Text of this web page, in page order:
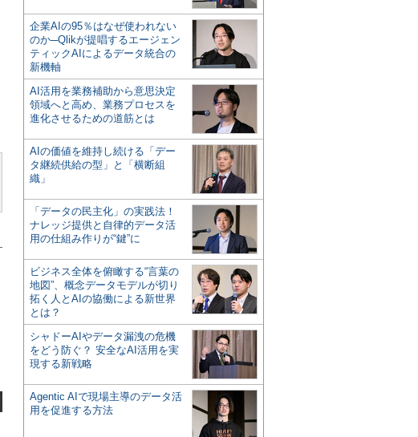
企業AIの95％はなぜ使われない
のか─Qlikが提唱するエージェン
ティックAIによるデータ統合の
新機軸
AI活用を業務補助から意思決定
領域へと高め、業務プロセスを
進化させるための道筋とは
AIの価値を維持し続ける「デー
タ継続供給の型」と「横断組
織」
「データの民主化」の実践法！
ナレッジ提供と自律的データ活
用の仕組み作りが“鍵”に
ビジネス全体を俯瞰する“言葉の
地図”、概念データモデルが切り
拓く人とAIの協働による新世界
とは？
シャドーAIやデータ漏洩の危機
をどう防ぐ？ 安全なAI活用を実
現する新戦略
Agentic AIで現場主導のデータ活
用を促進する方法